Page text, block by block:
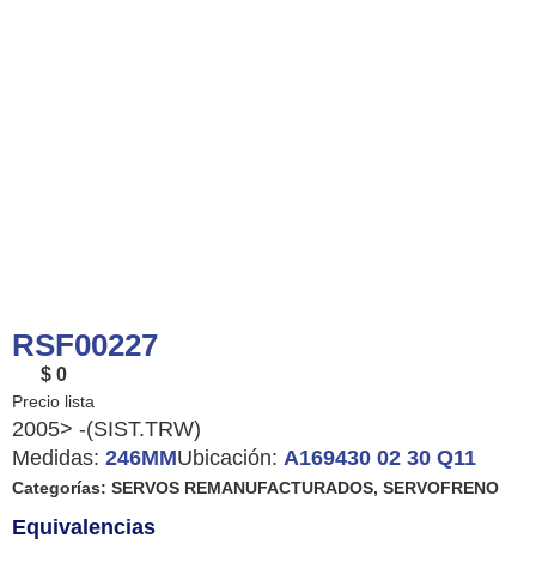
RSF00227
$ 0
2005> -(SIST.TRW)
Medidas: 246MMUbicación: A169430 02 30 Q11
Categorías: SERVOS REMANUFACTURADOS, SERVOFRENO
Equivalencias